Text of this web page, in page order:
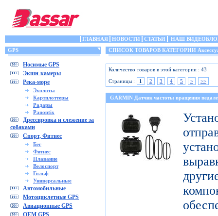
ГЛАВНАЯ НОВОСТИ СТАТЬИ
НАШ
GPS
Носимые GPS
Экшн-камеры
Река-море
Эхолоты
Картплоттеры
Радары
Panoptix
Дрессировка и слежение за
собаками
Спорт, Фитнес
Бег
Фитнес
Плавание
Велоспорт
Гольф
Универсальные
Автомобильные
Мотоциклетные GPS
Авиационные GPS
OEM GPS
СПИСОК ТОВАРОВ КАТЕГОРИИ
Количество товаров в этой категории : 43
Страницы :
1 2 3 4 5 > >>
GARMIN Датчик частоты вращения